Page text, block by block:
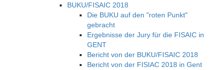
BUKU/FISAIC 2018
Die BUKU auf den "roten Punkt"
gebracht
Ergebnisse der Jury für die FISAIC in
GENT
Bericht von der BUKU/FISAIC 2018
Bericht von der FISIAC 2018 in Gent